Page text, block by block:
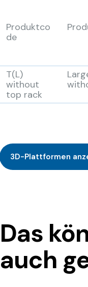
Produktco
de
T(L)
without
top rack
3D-Plattformen
Das
auch